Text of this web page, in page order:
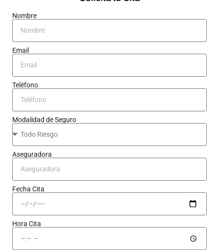
Nombre
Email
Teléfono
Modalidad de Seguro
Aseguradora
Fecha Cita
Hora Cita